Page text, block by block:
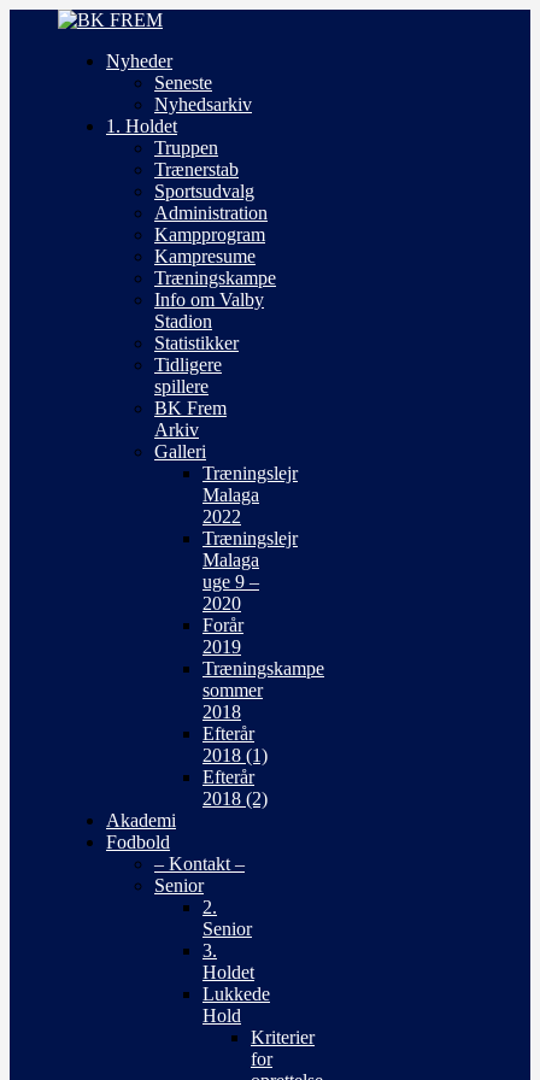
Nyheder
Seneste
Nyhedsarkiv
1. Holdet
Truppen
Trænerstab
Sportsudvalg
Administration
Kampprogram
Kampresume
Træningskampe
Info om Valby
Stadion
Statistikker
Tidligere
spillere
BK Frem
Arkiv
Galleri
Træningslejr
Malaga
2022
Træningslejr
Malaga
uge 9 –
2020
Forår
2019
Træningskampe
sommer
2018
Efterår
2018 (1)
Efterår
2018 (2)
Akademi
Fodbold
– Kontakt –
Senior
2.
Senior
3.
Holdet
Lukkede
Hold
Kriterier
for